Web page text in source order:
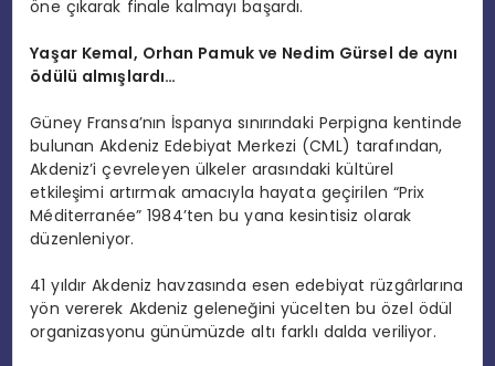
öne çıkarak finale kalmayı başardı.
Yaşar Kemal, Orhan Pamuk ve Nedim Gürsel de aynı
ödülü almışlardı…
Güney Fransa’nın İspanya sınırındaki Perpigna kentinde
bulunan Akdeniz Edebiyat Merkezi (CML) tarafından,
Akdeniz’i çevreleyen ülkeler arasındaki kültürel
etkileşimi artırmak amacıyla hayata geçirilen “Prix
Méditerranée” 1984’ten bu yana kesintisiz olarak
düzenleniyor.
41 yıldır Akdeniz havzasında esen edebiyat rüzgârlarına
yön vererek Akdeniz geleneğini yücelten bu özel ödül
organizasyonu günümüzde altı farklı dalda veriliyor.